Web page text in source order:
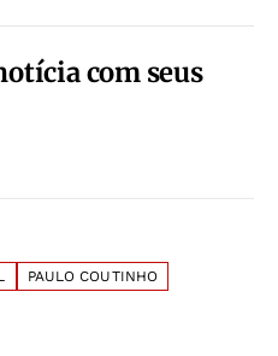
com seus
PAULO COUTINHO